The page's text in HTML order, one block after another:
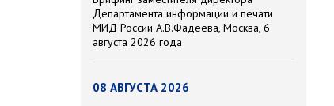
Департамента информации и печати
МИД России А.В.Фадеева, Москва, 6
августа 2026 года
08 АВГУСТА 2026